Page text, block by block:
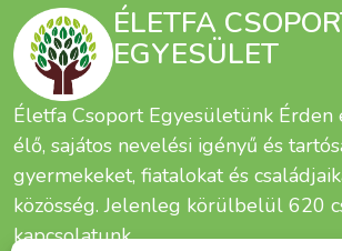
ÉLETFA
EGYESÜLET
Életfa Csoport Egyesületünk Érden
élő, sajátos nevelési igényű és
gyermekeket, fiatalokat és
közösség. Jelenleg körülbelül 620
kapcsolatunk.